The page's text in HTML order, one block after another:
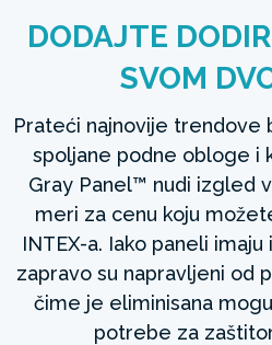
DODAJTE
SVOM
Prateći najnovije trendove
spoljane podne obloge i
Gray Panel™ nudi izgled
meri za cenu koju
INTEX-a. Iako paneli
zapravo su napravljeni od
čime je eliminisana
potrebe za